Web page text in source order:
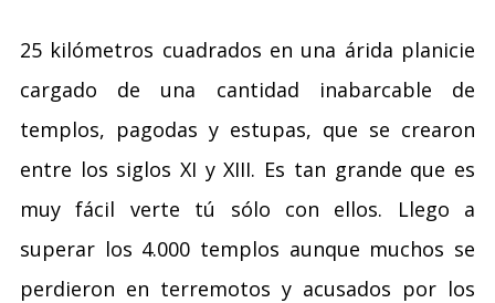
25 kilómetros cuadrados en una árida planicie
cargado de una cantidad inabarcable de
templos, pagodas y estupas, que se crearon
entre los siglos XI y XIII. Es tan grande que es
muy fácil verte tú sólo con ellos. Llego a
superar los 4.000 templos aunque muchos se
perdieron en terremotos y acusados por los